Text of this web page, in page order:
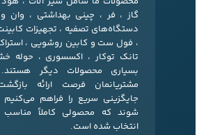
گاز ، فر ، چینی بهداشتی ، وان
دستگاه‌های تصفیه ، تجهیزات
، فول ست و کابین روشویی ،
تانک توکار ، اکسسوری ، حوله
بسیاری محصولات دیگر
مشتریانمان فرصت ارائه
جایگزینی سریع را فراهم
شوند که محصولی کاملاً مناسب
انتخاب شده است.